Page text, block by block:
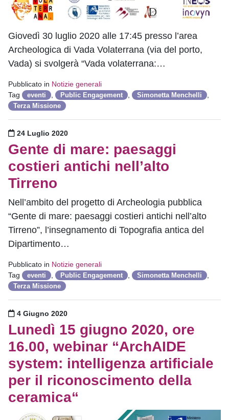
Giovedì 30 luglio 2020 alle 17:45 presso l’area
Archeologica di Vada Volaterrana (via del porto,
Vada) si svolgerà “Vada volaterrana:…
Pubblicato in Notizie generali
Tag
eventi Public Engagement Simonetta Menchelli
Terza Missione
Pubblicato il
24 Luglio 2020
Gente di mare: paesaggi
costieri antichi nell’alto
Tirreno
Nell’ambito del progetto di Archeologia pubblica
“Gente di mare: paesaggi costieri antichi nell’alto
Tirreno”, l’insegnamento di Topografia antica del
Dipartimento…
Pubblicato in Notizie generali
Tag
eventi Public Engagement Simonetta Menchelli
Terza Missione
Pubblicato il
4 Giugno 2020
Lunedì 15 giugno 2020, ore
16.00, webinar “ArchAIDE
system: intelligenza artificiale
per il riconoscimento della
ceramica“